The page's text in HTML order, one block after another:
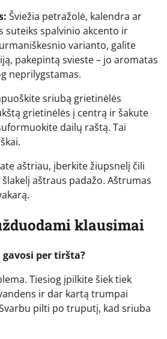
Šviežia petražolė, kalendra ar
suteiks spalvinio akcento ir
varianto, galite
pakepintą svieste – jo aromatas
neprilygstamas.
sriubą grietinėlės
grietinėlės į centrą ir šakute
dailų raštą. Tai
aštriau, įberkite žiupsnelį čili
aštraus padažo. Aštrumas
klausimai
per tiršta?
Tiesiog įpilkite šiek tiek
ir dar kartą trumpai
pilti po truputį, kad sriuba